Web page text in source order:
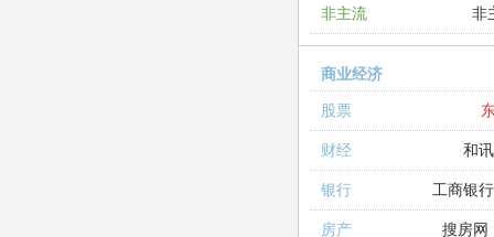
非主流 非
商业经济
股票
财经 和
银行 工商银行
房产 搜房网